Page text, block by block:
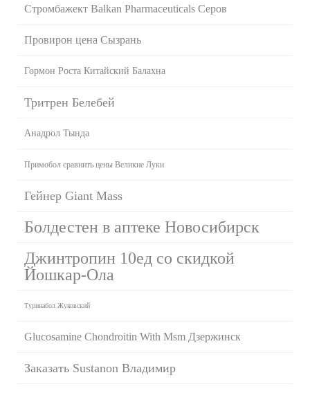
Стромбажект Balkan Pharmaceuticals Серов
Провирон цена Сызрань
Гормон Роста Китайский Балахна
Тритрен Белебей
Анадрол Тында
Примобол сравнить цены Великие Луки
Гейнер Giant Mass
Болдестен в аптеке Новосибирск
Джинтропин 10ед со скидкой
Йошкар-Ола
Туринабол Жуковский
Glucosamine Chondroitin With Msm Дзержинск
Заказать Sustanon Владимир